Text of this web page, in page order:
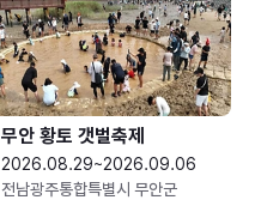
무안 황토 갯벌축제
2026.08.29~2026.09.06
전남광주통합특별시 무안군